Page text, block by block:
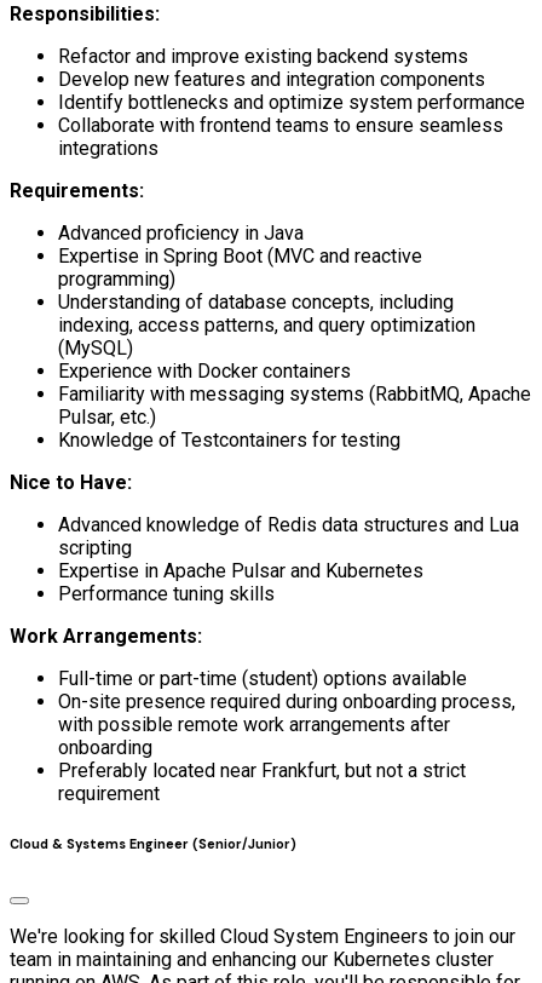
Responsibilities:
Refactor and improve existing backend systems
Develop new features and integration components
Identify bottlenecks and optimize system performance
Collaborate with frontend teams to ensure seamless
integrations
Requirements:
Advanced proficiency in Java
Expertise in Spring Boot (MVC and reactive
programming)
Understanding of database concepts, including
indexing, access patterns, and query optimization
(MySQL)
Experience with Docker containers
Familiarity with messaging systems (RabbitMQ, Apache
Pulsar, etc.)
Knowledge of Testcontainers for testing
Nice to Have:
Advanced knowledge of Redis data structures and Lua
scripting
Expertise in Apache Pulsar and Kubernetes
Performance tuning skills
Work Arrangements:
Full-time or part-time (student) options available
On-site presence required during onboarding process,
with possible remote work arrangements after
onboarding
Preferably located near Frankfurt, but not a strict
requirement
Cloud & Systems Engineer (Senior/Junior)
We're looking for skilled Cloud System Engineers to join our
team in maintaining and enhancing our Kubernetes cluster